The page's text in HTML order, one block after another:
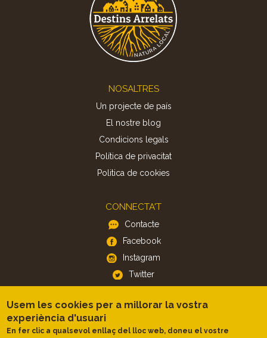
NOSALTRES
Un projecte de país
El nostre blog
Condicions legals
Política de privacitat
Politica de cookies
CONNECTA'T
Contacte
Facebook
Instagram
Twitter
APP
iOS
Usem les cookies per a millorar la vostra
experiència d'usuari
En fer clic a qualsevol enllaç del lloc web, doneu el vostre